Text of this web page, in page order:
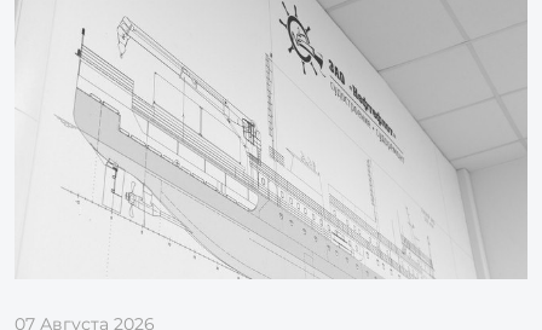
07 Августа 2026